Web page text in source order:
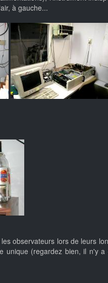
à gauche...
observateurs lors de leurs
(regardez bien, il n'y